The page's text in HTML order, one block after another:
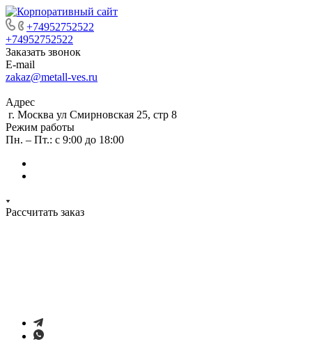
+74952752522
+74952752522
Заказать звонок
E-mail
zakaz@metall-ves.ru
Адрес
г. Москва ул Смирновская 25, стр 8
Режим работы
Пн. – Пт.: с 9:00 до 18:00
Рассчитать заказ